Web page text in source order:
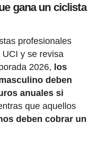
gana un ciclista
profesionales
y se revisa
2026, los
deben
anuales si
que aquellos
deben cobrar un